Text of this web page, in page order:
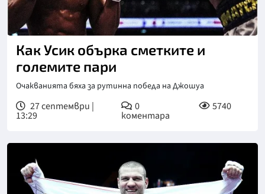
Как Усик обърка сметките и
големите пари
Очакванията бяха за рутинна победа на Джошуа
27 септември |
13:29
0
коментара
5740